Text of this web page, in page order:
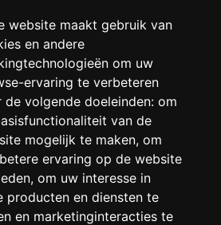
website maakt gebruik van
en andere
om uw
ervaring te verbeteren
de volgende doeleinden: om
van de
mogelijk te maken, om
ervaring op de website
, om uw interesse in
producten en diensten te
en marketinginteracties te
condooms
Voeg je recensie toe